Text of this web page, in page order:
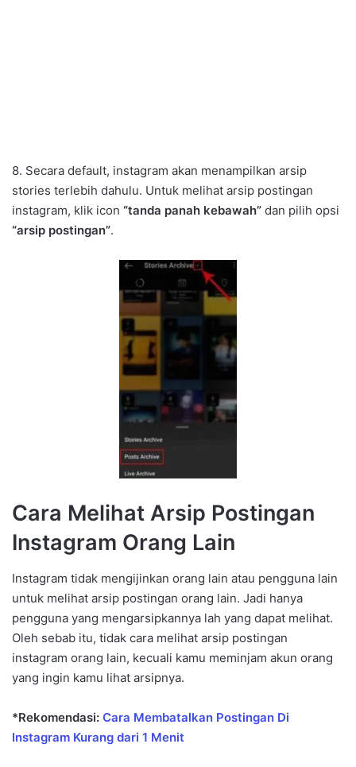
8. Secara default, instagram akan menampilkan arsip
stories terlebih dahulu. Untuk melihat arsip postingan
instagram, klik icon “tanda panah kebawah” dan pilih opsi
“arsip postingan”.
Cara Melihat Arsip Postingan
Instagram Orang Lain
Instagram tidak mengijinkan orang lain atau pengguna lain
untuk melihat arsip postingan orang lain. Jadi hanya
pengguna yang mengarsipkannya lah yang dapat melihat.
Oleh sebab itu, tidak cara melihat arsip postingan
instagram orang lain, kecuali kamu meminjam akun orang
yang ingin kamu lihat arsipnya.
*Rekomendasi: Cara Membatalkan Postingan Di
Instagram Kurang dari 1 Menit